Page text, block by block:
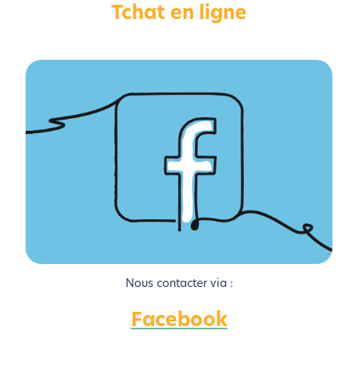
Tchat en ligne
Nous contacter via :
Facebook